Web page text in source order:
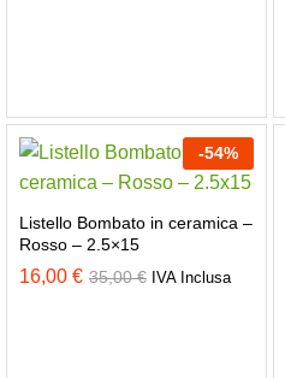
-54%
Listello Bombato in ceramica –
Rosso – 2.5×15
16,00 € 35,00€ IVA Inclusa